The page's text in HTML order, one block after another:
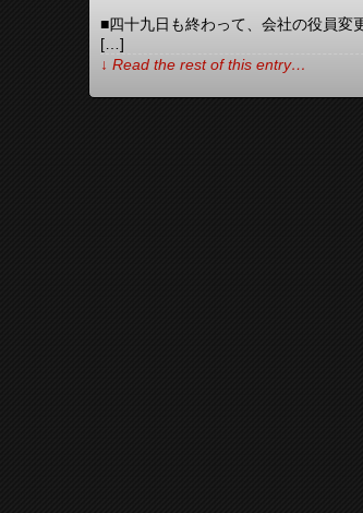
■四十九日も終わって、会社の役員変
[…]
↓ Read the rest of this entry…